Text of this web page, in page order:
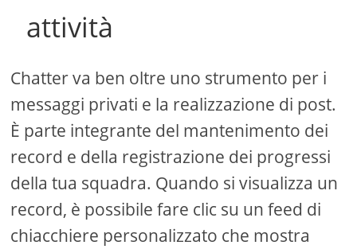
attività
Chatter va ben oltre uno strumento per i
messaggi privati ​​e la realizzazione di post.
È parte integrante del mantenimento dei
record e della registrazione dei progressi
della tua squadra. Quando si visualizza un
record, è possibile fare clic su un feed di
chiacchiere personalizzato che mostra